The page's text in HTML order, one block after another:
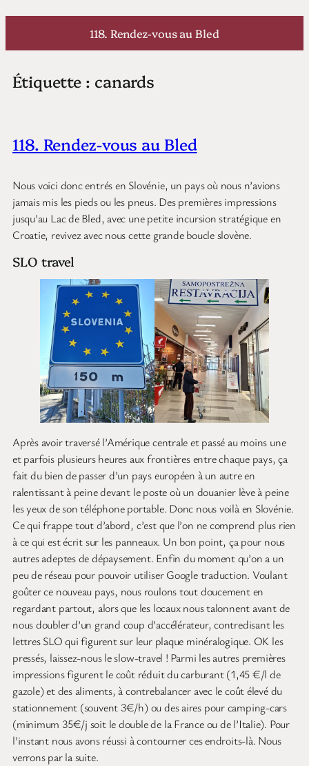
Aller
118. Rendez-vous au Bled
Étiquette : canards
118. Rendez-vous au Bled
Nous voici donc entrés en Slovénie, un pays où nous n’avions
jamais mis les pieds ou les pneus. Des premières impressions
jusqu’au Lac de Bled, avec une petite incursion stratégique en
Croatie, revivez avec nous cette grande boucle slovène.
SLO travel
Après avoir traversé l’Amérique centrale et passé au moins une
et parfois plusieurs heures aux frontières entre chaque pays, ça
fait du bien de passer d’un pays européen à un autre en
ralentissant à peine devant le poste où un douanier lève à peine
les yeux de son téléphone portable. Donc nous voilà en Slovénie.
Ce qui frappe tout d’abord, c’est que l’on ne comprend plus rien
à ce qui est écrit sur les panneaux. Un bon point, ça pour nous
autres adeptes de dépaysement. Enfin du moment qu’on a un
peu de réseau pour pouvoir utiliser Google traduction. Voulant
goûter ce nouveau pays, nous roulons tout doucement en
regardant partout, alors que les locaux nous talonnent avant de
nous doubler d’un grand coup d’accélérateur, contredisant les
lettres SLO qui figurent sur leur plaque minéralogique. OK les
pressés, laissez-nous le slow-travel ! Parmi les autres premières
impressions figurent le coût réduit du carburant (1,45 €/l de
gazole) et des aliments, à contrebalancer avec le coût élevé du
stationnement (souvent 3€/h) ou des aires pour camping-cars
(minimum 35€/j soit le double de la France ou de l’Italie). Pour
l’instant nous avons réussi à contourner ces endroits-là. Nous
verrons par la suite.